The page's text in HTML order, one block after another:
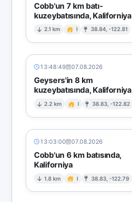
Cobb'un 7 km batı-
kuzeybatısında, Kaliforniya
2.1 km I 38.84, -122.81
13:48:49 07.08.2026
Geysers'in 8 km
kuzeybatısında, Kaliforniya
2.2 km I 38.83, -122.82
13:03:00 07.08.2026
Cobb'un 6 km batısında,
Kaliforniya
1.8 km I 38.83, -122.79